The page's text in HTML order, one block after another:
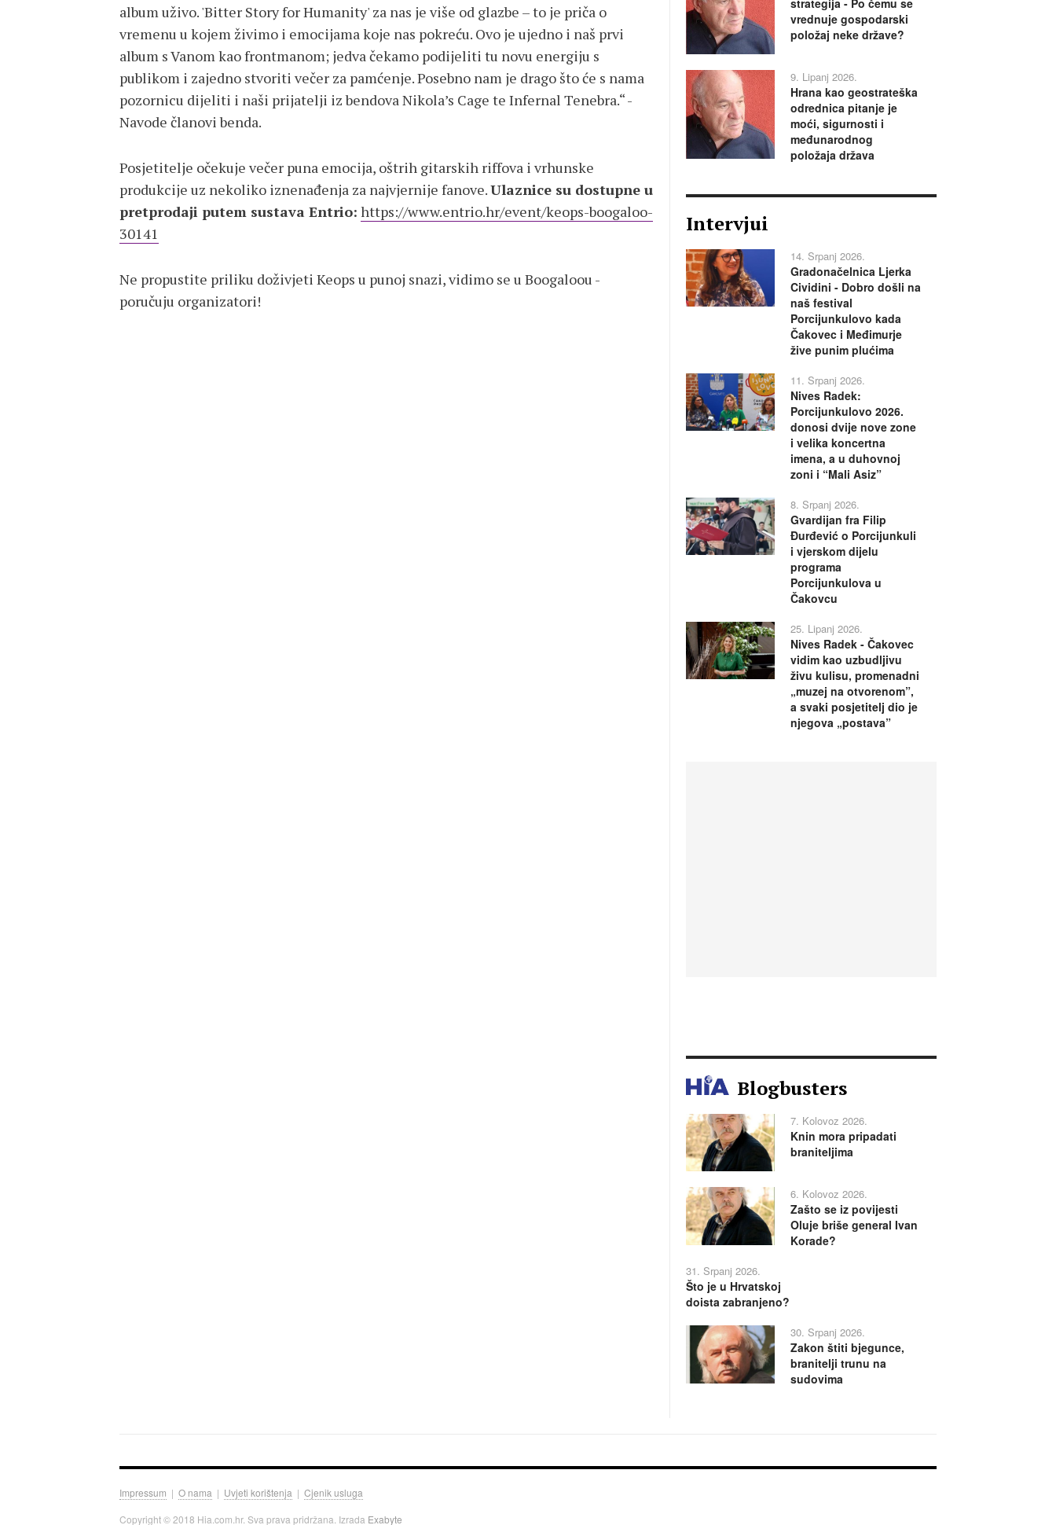
album uživo. 'Bitter Story for Humanity' za nas je više od glazbe – to je priča o
vremenu u kojem živimo i emocijama koje nas pokreću. Ovo je ujedno i naš prvi
album s Vanom kao frontmanom; jedva čekamo podijeliti tu novu energiju s
publikom i zajedno stvoriti večer za pamćenje. Posebno nam je drago što će s nama
pozornicu dijeliti i naši prijatelji iz bendova Nikola’s Cage te Infernal Tenebra.“ -
Navode članovi benda.
Posjetitelje očekuje večer puna emocija, oštrih gitarskih riffova i vrhunske
produkcije uz nekoliko iznenađenja za najvjernije fanove.Ulaznice su dostupne u
pretprodaji putem sustava Entrio: https://www.entrio.hr/event/keops-boogaloo-
30141
Ne propustite priliku doživjeti Keops u punoj snazi, vidimo se u Boogaloou -
poručuju organizatori!
strategija - Po čemu se
vrednuje gospodarski
položaj neke države?
9. Lipanj 2026.
Hrana kao geostrateška
odrednica pitanje je
moći, sigurnosti i
međunarodnog
položaja država
Intervjui
14. Srpanj 2026.
Gradonačelnica Ljerka
Cividini - Dobro došli na
naš festival
Porcijunkulovo kada
Čakovec i Međimurje
žive punim plućima
11. Srpanj 2026.
Nives Radek:
Porcijunkulovo 2026.
donosi dvije nove zone
i velika koncertna
imena, a u duhovnoj
zoni i “Mali Asiz”
8. Srpanj 2026.
Gvardijan fra Filip
Đurđević o Porcijunkuli
i vjerskom dijelu
programa
Porcijunkulova u
Čakovcu
25. Lipanj 2026.
Nives Radek - Čakovec
vidim kao uzbudljivu
živu kulisu, promenadni
„muzej na otvorenom”,
a svaki posjetitelj dio je
njegova „postava”
Blogbusters
7. Kolovoz 2026.
Knin mora pripadati
braniteljima
6. Kolovoz 2026.
Zašto se iz povijesti
Oluje briše general Ivan
Korade?
31. Srpanj 2026.
Što je u Hrvatskoj
doista zabranjeno?
30. Srpanj 2026.
Zakon štiti bjegunce,
branitelji trunu na
sudovima
Impressum | O nama | Uvjeti korištenja | Cjenik usluga
Copyright © 2018 Hia.com.hr. Sva prava pridržana. Izrada Exabyte